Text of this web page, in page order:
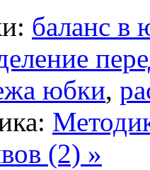
баланс в
юбки,
(2) »